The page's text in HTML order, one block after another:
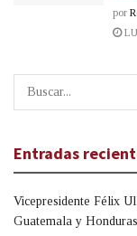
por
Entradas
Vicepresidente Félix
Guatemala y Honduras